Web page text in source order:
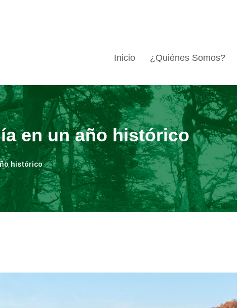
Inicio ¿Quiénes Somos?
en un año histórico
histórico